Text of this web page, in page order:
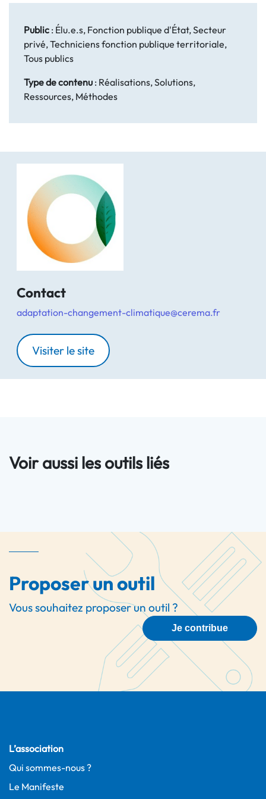
Public : Élu.e.s, Fonction publique d'État, Secteur
privé, Techniciens fonction publique territoriale,
Tous publics
Type de contenu : Réalisations, Solutions,
Ressources, Méthodes
Contact
adaptation-changement-climatique@cerema.fr
Visiter le site
Voir aussi les outils liés
Proposer un outil
Vous souhaitez proposer un outil ?
Je contribue
L’association
Qui sommes-nous ?
Le Manifeste